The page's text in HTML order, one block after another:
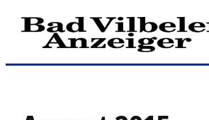
Zum
Inhalt